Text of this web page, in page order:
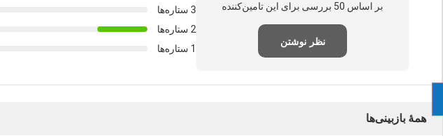
بر اساس 50 بررسی برای این تامین‌کننده
نظر نوشتن
3 ستاره‌ها
2 ستاره‌ها
1 ستاره‌ها
همهٔ بازبینی‌ها